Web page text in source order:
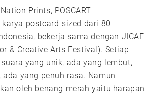
Prints, POSCART
postcard-sized dari 80
bekerja sama dengan JICAF
& Creative Arts Festival). Setiap
yang unik, ada yang lembut,
ada yang penuh rasa. Namun
oleh benang merah yaitu harapan